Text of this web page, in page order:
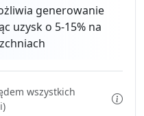
generowanie
uzysk o 5-15% na
wszystkich